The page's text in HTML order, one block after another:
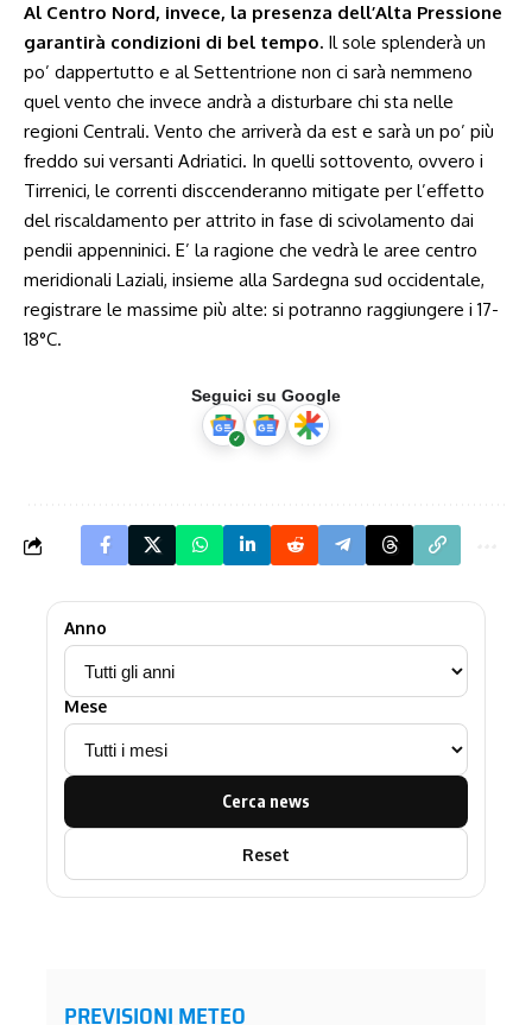
Al Centro Nord, invece, la presenza dell’Alta Pressione
garantirà condizioni di bel tempo. Il sole splenderà un
po’ dappertutto e al Settentrione non ci sarà nemmeno
quel vento che invece andrà a disturbare chi sta nelle
regioni Centrali. Vento che arriverà da est e sarà un po’ più
freddo sui versanti Adriatici. In quelli sottovento, ovvero i
Tirrenici, le correnti disccenderanno mitigate per l’effetto
del riscaldamento per attrito in fase di scivolamento dai
pendii appenninici. E’ la ragione che vedrà le aree centro
meridionali Laziali, insieme alla Sardegna sud occidentale,
registrare le massime più alte: si potranno raggiungere i 17-
18°C.
Seguici su Google
Anno
Mese
Cerca news
Reset